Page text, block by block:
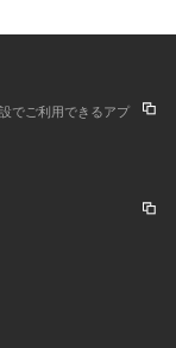
でご利用できるアプ